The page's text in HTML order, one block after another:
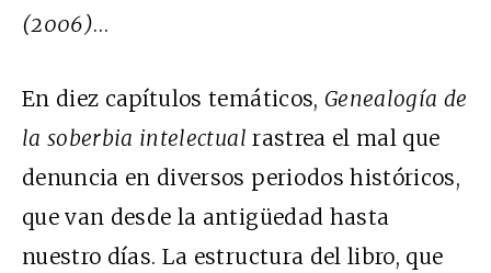
(2006)…
En diez capítulos temáticos, Genealogía de
la soberbia intelectualrastrea el mal que
denuncia en diversos periodos históricos,
que van desde la antigüedad hasta
nuestro días. La estructura del libro, que